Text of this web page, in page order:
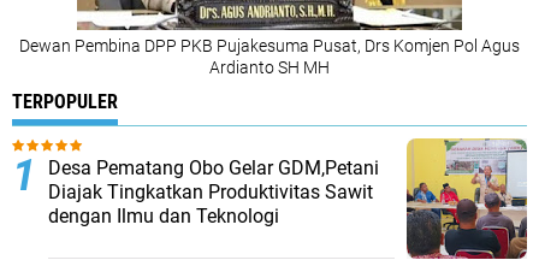
Dewan Pembina DPP PKB Pujakesuma Pusat, Drs Komjen Pol Agus
Ardianto SH MH
TERPOPULER
Desa Pematang Obo Gelar GDM,Petani
Diajak Tingkatkan Produktivitas Sawit
dengan Ilmu dan Teknologi